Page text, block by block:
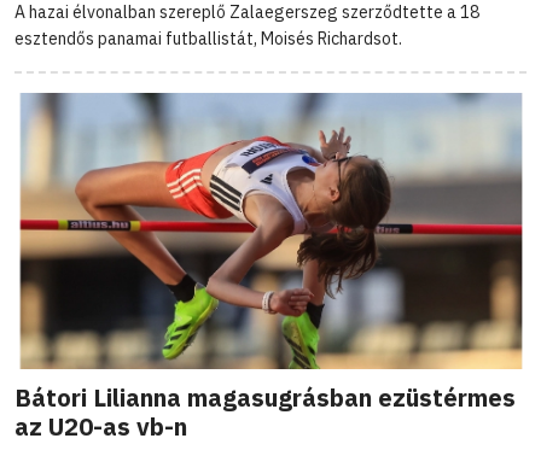
A hazai élvonalban szereplő Zalaegerszeg szerződtette a 18
esztendős panamai futballistát, Moisés Richardsot.
Bátori Lilianna magasugrásban ezüstérmes
az U20-as vb-n